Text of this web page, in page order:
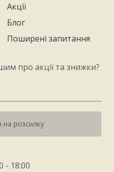
Акції
Блог
Поширені запитання
про акції та знижки?
на розсилку
- 18:00